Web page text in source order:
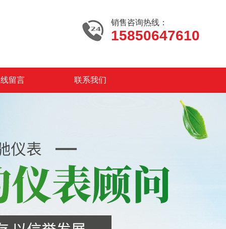
销售咨询热线：
15850647610
留言 联系我们